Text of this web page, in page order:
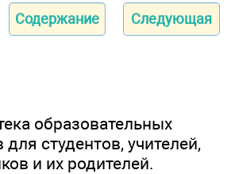
Содержание Следующая
образовательных
студентов, учителей,
и их родителей.